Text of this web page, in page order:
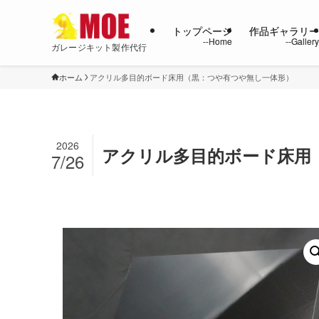
ガレージキット製作代行
トップページ 作品ギャラリー
ホーム アクリル多目的ボード床用（黒：つや有つや無し一体形）
アクリル多目的ボード床
2026
7/26